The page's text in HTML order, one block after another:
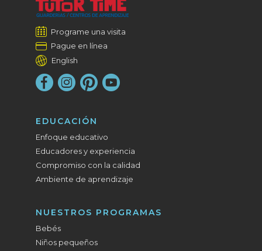
Programe una visita
Pague en línea
English
EDUCACIÓN
Enfoque educativo
Educadores y experiencia
Compromiso con la calidad
Ambiente de aprendizaje
NUESTROS PROGRAMAS
Bebés
Niños pequeños